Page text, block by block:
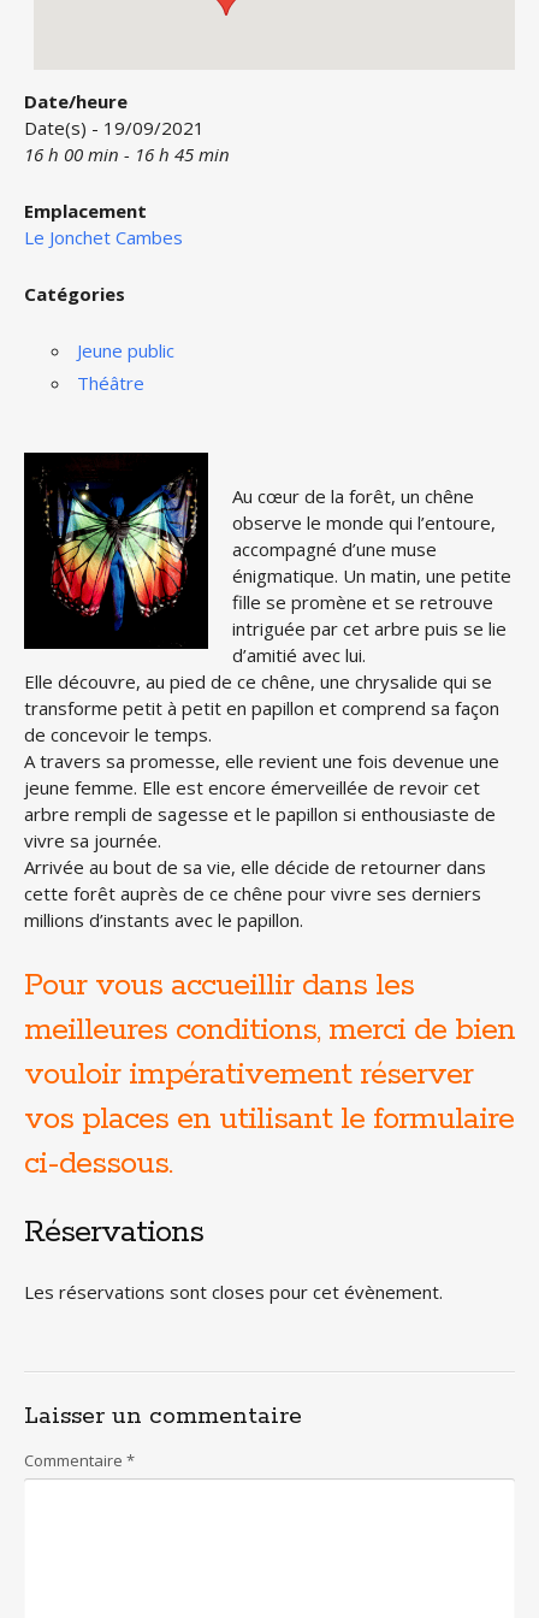
Date/heure
Date(s) - 19/09/2021
16 h 00 min - 16 h 45 min
Emplacement
Le Jonchet Cambes
Catégories
Jeune public
Théâtre
Au cœur de la forêt, un chêne
observe le monde qui l’entoure,
accompagné d’une muse
énigmatique. Un matin, une petite
fille se promène et se retrouve
intriguée par cet arbre puis se lie
d’amitié avec lui.
Elle découvre, au pied de ce chêne, une chrysalide qui se
transforme petit à petit en papillon et comprend sa façon
de concevoir le temps.
A travers sa promesse, elle revient une fois devenue une
jeune femme. Elle est encore émerveillée de revoir cet
arbre rempli de sagesse et le papillon si enthousiaste de
vivre sa journée.
Arrivée au bout de sa vie, elle décide de retourner dans
cette forêt auprès de ce chêne pour vivre ses derniers
millions d’instants avec le papillon.
Pour vous accueillir dans les
meilleures conditions, merci de bien
vouloir impérativement réserver
vos places en utilisant le formulaire
ci-dessous.
Réservations
Les réservations sont closes pour cet évènement.
Laisser un commentaire
Commentaire *